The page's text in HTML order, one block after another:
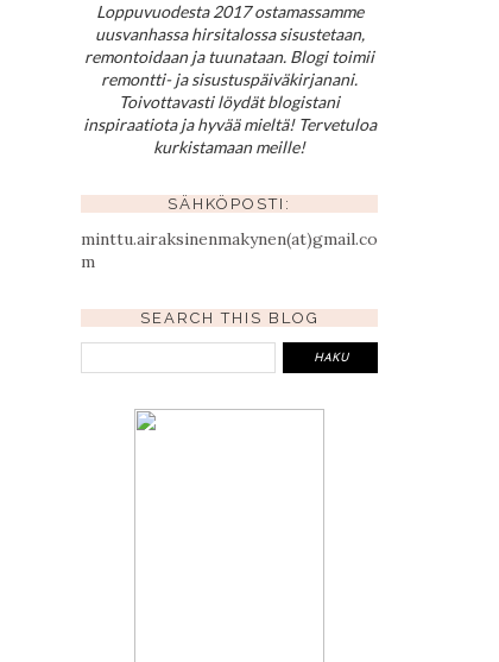
Loppuvuodesta 2017 ostamassamme
uusvanhassa hirsitalossa sisustetaan,
remontoidaan ja tuunataan. Blogi toimii
remontti- ja sisustuspäiväkirjanani.
Toivottavasti löydät blogistani
inspiraatiota ja hyvää mieltä! Tervetuloa
kurkistamaan meille!
SÄHKÖPOSTI:
minttu.airaksinenmakynen(at)gmail.co
m
SEARCH THIS BLOG